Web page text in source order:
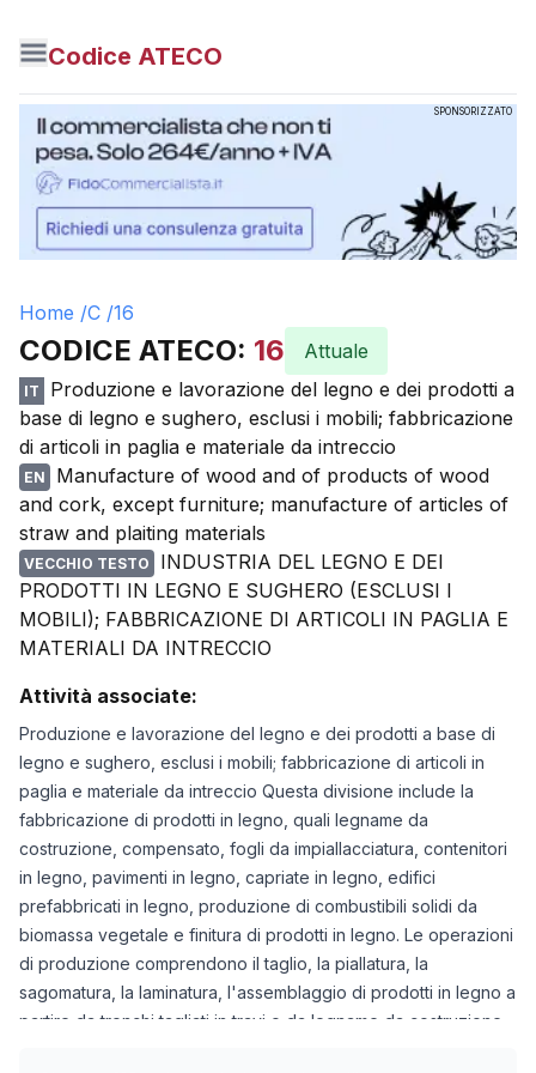
Codice ATECO
SPONSORIZZATO
Home /C /16
CODICE ATECO: 16 Attuale
IT
Produzione e lavorazione del legno e dei prodotti a
base di legno e sughero, esclusi i mobili; fabbricazione
di articoli in paglia e materiale da intreccio
EN
Manufacture of wood and of products of wood
and cork, except furniture; manufacture of articles of
straw and plaiting materials
VECCHIO TESTO
INDUSTRIA DEL LEGNO E DEI
PRODOTTI IN LEGNO E SUGHERO (ESCLUSI I
MOBILI); FABBRICAZIONE DI ARTICOLI IN PAGLIA E
MATERIALI DA INTRECCIO
Attività associate:
Produzione e lavorazione del legno e dei prodotti a base di
legno e sughero, esclusi i mobili; fabbricazione di articoli in
paglia e materiale da intreccio Questa divisione include la
fabbricazione di prodotti in legno, quali legname da
costruzione, compensato, fogli da impiallacciatura, contenitori
in legno, pavimenti in legno, capriate in legno, edifici
prefabbricati in legno, produzione di combustibili solidi da
biomassa vegetale e finitura di prodotti in legno. Le operazioni
di produzione comprendono il taglio, la piallatura, la
sagomatura, la laminatura, l'assemblaggio di prodotti in legno a
partire da tronchi tagliati in travi o da legname da costruzione